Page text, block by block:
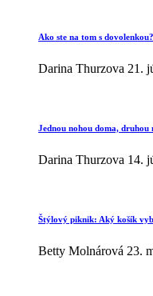
Ako ste na tom s
Darina Thurzova 21.
Jednou nohou doma, druhou
Darina Thurzova 14.
Štýlový piknik: Aký košík
Betty Molnárová 23.